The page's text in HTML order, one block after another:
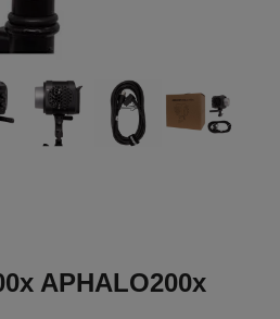
APHALO200x